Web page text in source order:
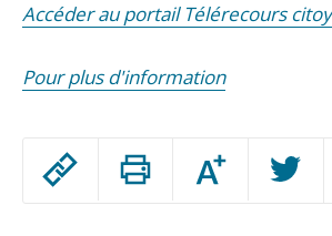
Passer
Augmenter
ou
Accéder au portail Télérecours
Pour plus d'information